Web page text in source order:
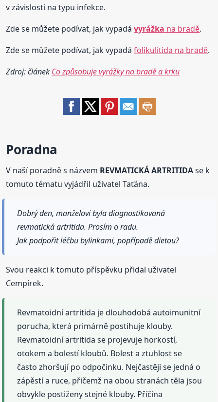
v závislosti na typu infekce.
Zde se můžete podívat, jak vypadávyrážka na bradě.
Zde se můžete podívat, jak vypadáfolikulitida na bradě.
Zdroj: článek Co způsobuje vyrážky na bradě a krku
Poradna
V naší poradně s názvem REVMATICKÁ ARTRITIDAse k
tomuto tématu vyjádřil uživatel Taťána.
Dobrý den, manželovi byla diagnostikovaná
revmatická artritida. Prosím o radu.
Jak podpořit léčbu bylinkami, popřípadě dietou?
Svou reakci k tomuto příspěvku přidal uživatel
Cempírek.
Revmatoidní artritida je dlouhodobá autoimunitní
porucha, která primárně postihuje klouby.
Revmatoidní artritida se projevuje horkostí,
otokem a bolestí kloubů. Bolest a ztuhlost se
často zhoršují po odpočinku. Nejčastěji se jedná o
zápěstí a ruce, přičemž na obou stranách těla jsou
obvykle postiženy stejné klouby. Příčina